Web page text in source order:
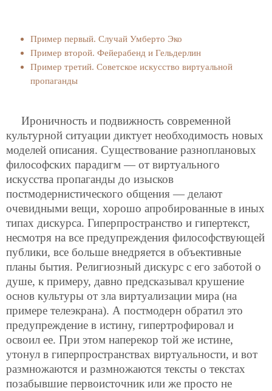
Пример первый. Случай Умберто Эко
Пример второй. Фейерабенд и Гельдерлин
Пример третий. Советское искусство виртуальной
пропаганды
Ироничность и подвижность современной
культурной ситуации диктует необходимость новых
моделей описания. Существование разноплановых
философских парадигм — от виртуального
искусства пропаганды до изысков
постмодернистического общения — делают
очевидными вещи, хорошо апробированные в иных
типах дискурса. Гиперпространство и гипертекст,
несмотря на все предупреждения философствующей
публики, все больше внедряется в объективные
планы бытия. Религиозный дискурс с его заботой о
душе, к примеру, давно предсказывал крушение
основ культуры от зла виртуализации мира (на
примере телеэкрана). А постмодерн обратил это
предупреждение в истину, гипертрофировал и
освоил ее. При этом наперекор той же истине,
утонул в гиперпространствах виртуальности, и вот
размножаются и размножаются тексты о текстах
позабывшие первоисточник или же просто не